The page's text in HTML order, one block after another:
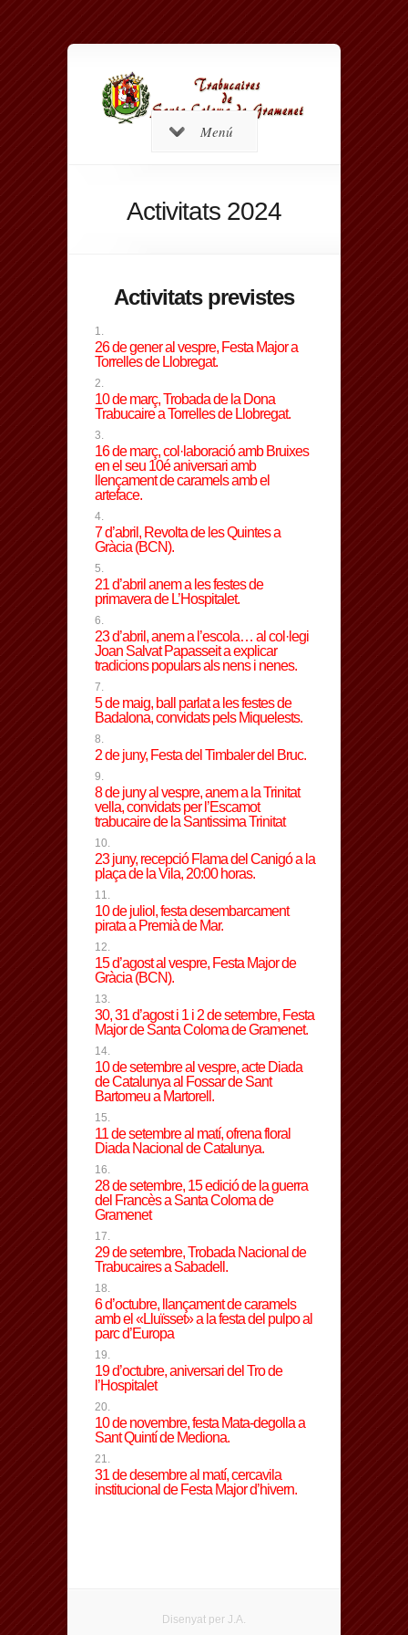
Menú
Activitats 2024
Activitats previstes
26 de gener al vespre, Festa Major a
Torrelles de Llobregat.
10 de març, Trobada de la Dona
Trabucaire a Torrelles de Llobregat.
16 de març, col·laboració amb Bruixes
en el seu 10é aniversari amb
llençament de caramels amb el
arteface.
7 d’abril, Revolta de les Quintes a
Gràcia (BCN).
21 d’abril anem a les festes de
primavera de L’Hospitalet.
23 d’abril, anem a l’escola… al col·legi
Joan Salvat Papasseit a explicar
tradicions populars als nens i nenes.
5 de maig, ball parlat a les festes de
Badalona, convidats pels Miquelests.
2 de juny, Festa del Timbaler del Bruc.
8 de juny al vespre, anem a la Trinitat
vella, convidats per l’Escamot
trabucaire de la Santissima Trinitat
23 juny, recepció Flama del Canigó a la
plaça de la Vila, 20:00 horas.
10 de juliol, festa desembarcament
pirata a Premià de Mar.
15 d’agost al vespre, Festa Major de
Gràcia (BCN).
30, 31 d’agost i 1 i 2 de setembre, Festa
Major de Santa Coloma de Gramenet.
10 de setembre al vespre, acte Diada
de Catalunya al Fossar de Sant
Bartomeu a Martorell.
11 de setembre al matí, ofrena floral
Diada Nacional de Catalunya.
28 de setembre, 15 edició de la guerra
del Francès a Santa Coloma de
Gramenet
29 de setembre, Trobada Nacional de
Trabucaires a Sabadell.
6 d’octubre, llançament de caramels
amb el «Lluïsset» a la festa del pulpo al
parc d’Europa
19 d’octubre, aniversari del Tro de
l’Hospitalet
10 de novembre, festa Mata-degolla a
Sant Quintí de Mediona.
31 de desembre al matí, cercavila
institucional de Festa Major d’hivern.
Disenyat per J.A.